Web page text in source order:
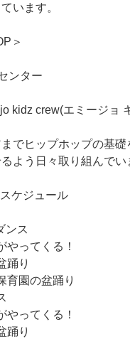
います。
＞
ンター
kidz crew(エミージョ
でヒップホップの基
よう日々取り組んでい
ケジュール
ンス
ってくる！
踊り
園の盆踊り
ってくる！
踊り